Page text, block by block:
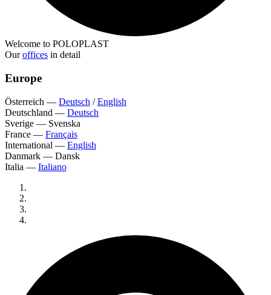
Welcome to POLOPLAST
Ouroffices in detail
Europe
Österreich — Deutsch /English
Deutschland — Deutsch
Sverige — Svenska
France — Français
International — English
Danmark — Dansk
Italia — Italiano